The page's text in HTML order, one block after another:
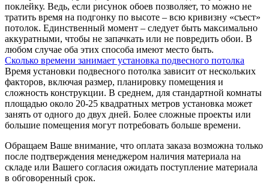
поклейку. Ведь, если рисунок обоев позволяет, то можно не
тратить время на подгонку по высоте – всю кривизну «съест»
потолок. Единственный момент – следует быть максимально
аккуратными, чтобы не запачкать или не повредить обои. В
любом случае оба этих способа имеют место быть.
Сколько времени занимает установка подвесного потолка
Время установки подвесного потолка зависит от нескольких
факторов, включая размер, планировку помещения и
сложность конструкции. В среднем, для стандартной комнаты
площадью около 20-25 квадратных метров установка может
занять от одного до двух дней. Более сложные проекты или
большие помещения могут потребовать больше времени.
Обращаем Ваше внимание, что оплата заказа возможна только
после подтверждения менеджером наличия материала на
складе или Вашего согласия ожидать поступление материала
в обговоренный срок.